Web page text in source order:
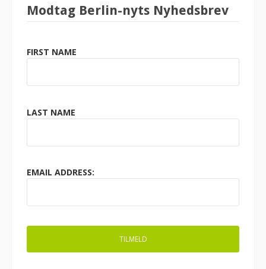
Modtag Berlin-nyts Nyhedsbrev
FIRST NAME
LAST NAME
EMAIL ADDRESS: